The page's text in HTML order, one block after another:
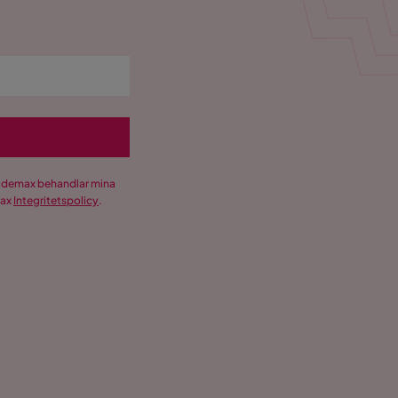
behandlar mina
Integritetspolicy.